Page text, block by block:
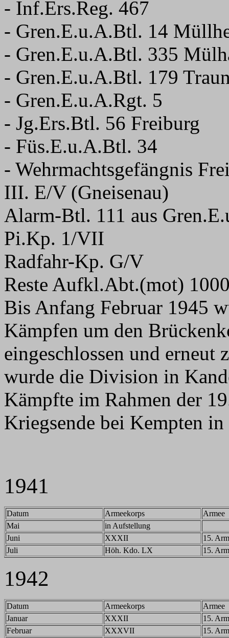
- Inf.Ers.Reg. 467
- Gren.E.u.A.Btl. 14
- Gren.E.u.A.Btl. 335
- Gren.E.u.A.Btl. 179
- Gren.E.u.A.Rgt. 5
- Jg.Ers.Btl. 56 Freiburg
- Füs.E.u.A.Btl. 34
- Wehrmachtsgefängnis
III. E/V (Gneisenau)
Alarm-Btl. 111 aus
Pi.Kp. 1/VII
Radfahr-Kp. G/V
Reste Aufkl.Abt.(mot)
Bis Anfang Februar 1945
Kämpfen um den
eingeschlossen und
wurde die Division in
Kämpfte im Rahmen der
Kriegsende bei Kempten
1941
Datum Armeekorps
Armee
Mai
in Aufstellung
Juni
XXXII
15.
Juli
Höh. Kdo. LX 15.
1942
Datum Armeekorps
Armee
Januar
XXXII
15.
Februar
XXXVII
15.